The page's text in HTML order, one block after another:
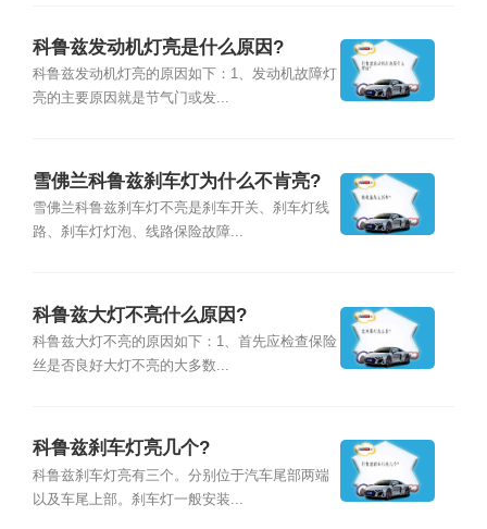
科鲁兹发动机灯亮是什么原因?
科鲁兹发动机灯亮的原因如下：1、发动机故障灯
亮的主要原因就是节气门或发...
雪佛兰科鲁兹刹车灯为什么不肯亮?
雪佛兰科鲁兹刹车灯不亮是刹车开关、刹车灯线
路、刹车灯灯泡、线路保险故障...
科鲁兹大灯不亮什么原因?
科鲁兹大灯不亮的原因如下：1、首先应检查保险
丝是否良好大灯不亮的大多数...
科鲁兹刹车灯亮几个?
科鲁兹刹车灯亮有三个。分别位于汽车尾部两端
以及车尾上部。刹车灯一般安装...